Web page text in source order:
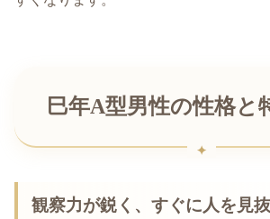
巳年A型男性の性格と
観察力が鋭く、すぐに人を見